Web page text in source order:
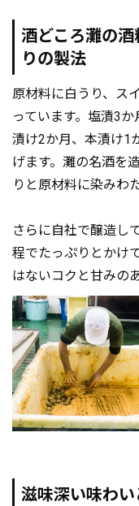
酒どころ灘の
りの製法
原材料に白うり、ス
っています。塩漬3
漬け2か月、本漬け1
げます。灘の名酒を
りと原材料に染みわ
さらに自社で醸造し
程でたっぷりとかけ
はないコクと甘みの
滋味深い味わ